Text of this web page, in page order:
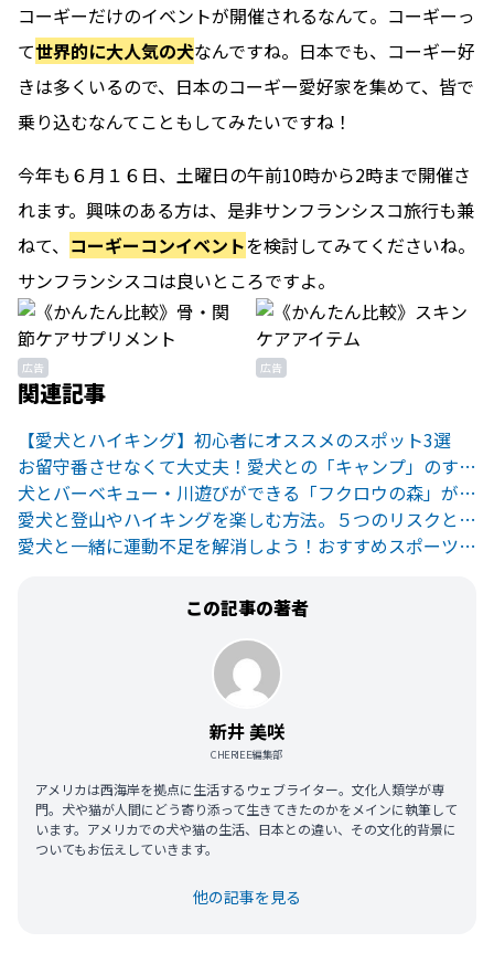
コーギーだけのイベントが開催されるなんて。コーギーっ
て世界的に大人気の犬なんですね。日本でも、コーギー好
きは多くいるので、日本のコーギー愛好家を集めて、皆で
乗り込むなんてこともしてみたいですね！
今年も６月１６日、土曜日の午前10時から2時まで開催さ
れます。 興味のある方は、是非サンフランシスコ旅行も兼
ねて、 コーギーコンイベントを検討してみてくださいね。
サンフランシスコは良いところですよ。
広告 広告
関連記事
【愛犬とハイキング】初心者にオススメのスポット3選
お留守番させなくて大丈夫！愛犬との「キャンプ」のすすめ。
犬とバーベキュー・川遊びができる「フクロウの森」がアツイ！
愛犬と登山やハイキングを楽しむ方法。５つのリスクとその備えとは？
愛犬と一緒に運動不足を解消しよう！おすすめスポーツ4選
この記事の著者
新井 美咲
CHERIEE編集部
アメリカは西海岸を拠点に生活するウェブライター。文化人類学が専
門。犬や猫が人間にどう寄り添って生きてきたのかをメインに執筆して
います。アメリカでの犬や猫の生活、日本との違い、その文化的背景に
ついてもお伝えしていきます。
他の記事を見る